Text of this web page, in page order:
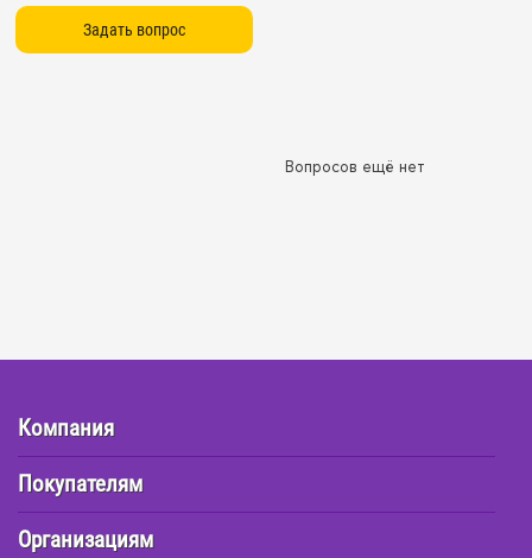
Вопросов ещё нет
Компания
Покупателям
Организациям